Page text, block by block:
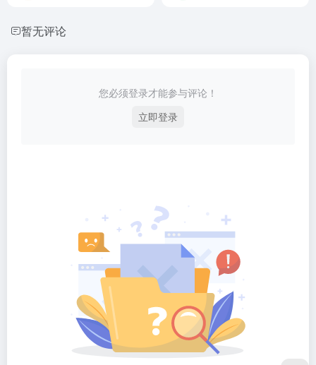
暂无评论
您必须登录才能参与评论！
立即登录